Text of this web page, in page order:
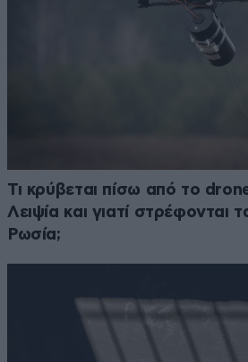
Τι κρύβεται πίσω από το
Λειψία και γιατί στρέφονται
Ρωσία;